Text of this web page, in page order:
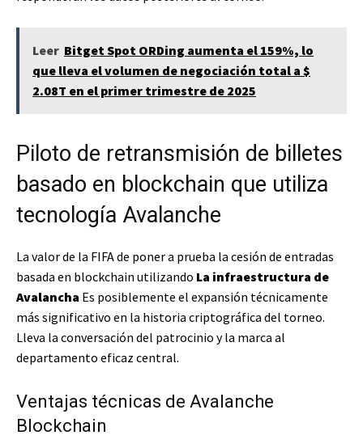
Leer Bitget Spot ORDing aumenta el 159%, lo
que lleva el volumen de negociación total a $
2.08T en el primer trimestre de 2025
Piloto de retransmisión de billetes
basado en blockchain que utiliza
tecnología Avalanche
La valor de la FIFA de poner a prueba la cesión de entradas
basada en blockchain utilizando La infraestructura de
Avalancha Es posiblemente el expansión técnicamente
más significativo en la historia criptográfica del torneo.
Lleva la conversación del patrocinio y la marca al
departamento eficaz central.
Ventajas técnicas de Avalanche
Blockchain